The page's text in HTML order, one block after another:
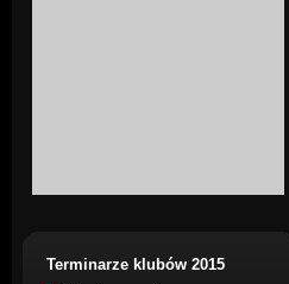
Terminarze klubów 2015